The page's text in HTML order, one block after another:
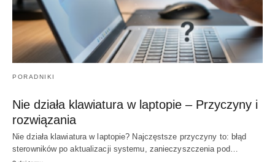
PORADNIKI
Nie działa klawiatura w laptopie – Przyczyny i
rozwiązania
Nie działa klawiatura w laptopie? Najczęstsze przyczyny to: błąd
sterowników po aktualizacji systemu, zanieczyszczenia pod…